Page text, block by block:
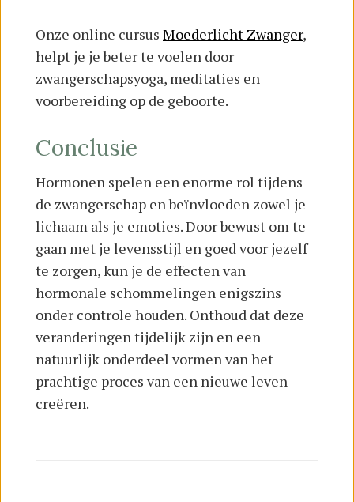
Onze online cursus Moederlicht Zwanger,
helpt je je beter te voelen door
zwangerschapsyoga, meditaties en
voorbereiding op de geboorte.
Conclusie
Hormonen spelen een enorme rol tijdens
de zwangerschap en beïnvloeden zowel je
lichaam als je emoties. Door bewust om te
gaan met je levensstijl en goed voor jezelf
te zorgen, kun je de effecten van
hormonale schommelingen enigszins
onder controle houden. Onthoud dat deze
veranderingen tijdelijk zijn en een
natuurlijk onderdeel vormen van het
prachtige proces van een nieuwe leven
creëren.